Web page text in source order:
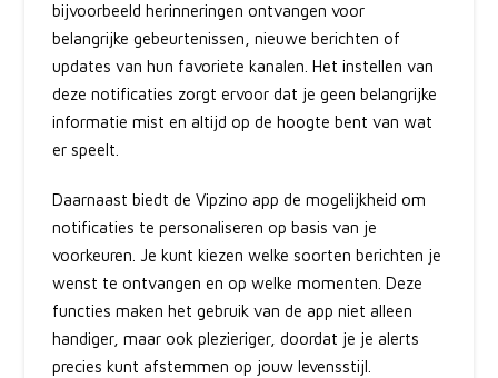
bijvoorbeeld herinneringen ontvangen voor
belangrijke gebeurtenissen, nieuwe berichten of
updates van hun favoriete kanalen. Het instellen van
deze notificaties zorgt ervoor dat je geen belangrijke
informatie mist en altijd op de hoogte bent van wat
er speelt.
Daarnaast biedt de Vipzino app de mogelijkheid om
notificaties te personaliseren op basis van je
voorkeuren. Je kunt kiezen welke soorten berichten je
wenst te ontvangen en op welke momenten. Deze
functies maken het gebruik van de app niet alleen
handiger, maar ook plezieriger, doordat je je alerts
precies kunt afstemmen op jouw levensstijl.